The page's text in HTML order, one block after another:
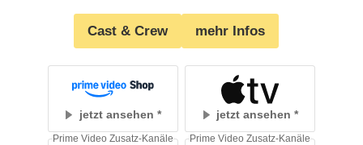
Cast & Crew mehr Infos
jetzt ansehen jetzt ansehen
Prime Video Zusatz-Kanäle Prime Video Zusatz-Kanäle